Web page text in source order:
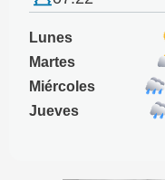
Lunes
Martes
Miércoles
Jueves